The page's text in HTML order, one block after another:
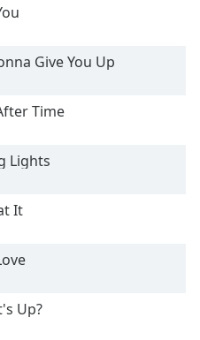
Give You Up
Time
Lights
It
Up?